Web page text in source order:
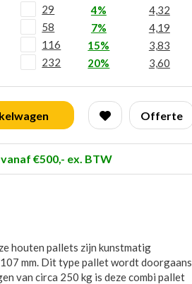
29
4%
4,32
58
7%
4,19
116
15%
3,83
232
20% 3,60
Offerte
€500,- ex. BTW
houten pallets zijn kunstmatig
mm. Dit type pallet wordt doorgaans
van circa 250 kg is deze combi pallet